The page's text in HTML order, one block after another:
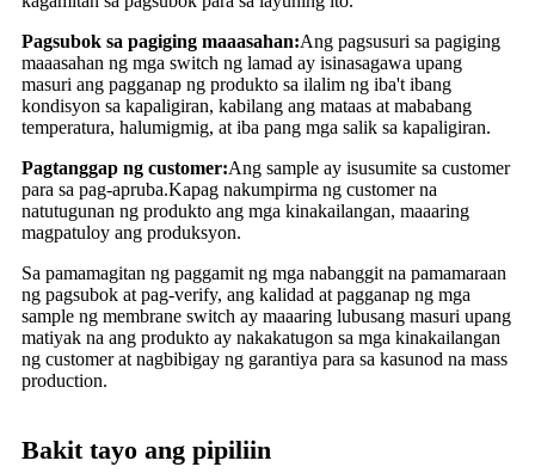
Pagsubok sa pagiging maaasahan:Ang pagsusuri sa pagiging
maaasahan ng mga switch ng lamad ay isinasagawa upang
masuri ang pagganap ng produkto sa ilalim ng iba't ibang
kondisyon sa kapaligiran, kabilang ang mataas at mababang
temperatura, halumigmig, at iba pang mga salik sa kapaligiran.
Pagtanggap ng customer:Ang sample ay isusumite sa customer
para sa pag-apruba.Kapag nakumpirma ng customer na
natutugunan ng produkto ang mga kinakailangan, maaaring
magpatuloy ang produksyon.
Sa pamamagitan ng paggamit ng mga nabanggit na pamamaraan
ng pagsubok at pag-verify, ang kalidad at pagganap ng mga
sample ng membrane switch ay maaaring lubusang masuri upang
matiyak na ang produkto ay nakakatugon sa mga kinakailangan
ng customer at nagbibigay ng garantiya para sa kasunod na mass
production.
Bakit tayo ang pipiliin